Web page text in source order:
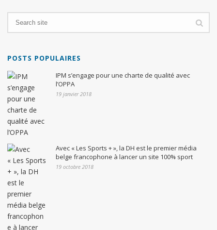
POSTS POPULAIRES
IPM s’engage pour une charte de qualité avec
l’OPPA
19 janvier 2018
Avec « Les Sports + », la DH est le premier média
belge francophone à lancer un site 100% sport
19 octobre 2018